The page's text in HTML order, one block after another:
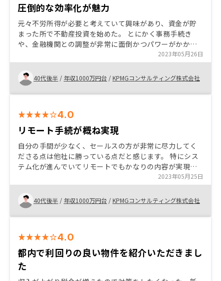
圧倒的な効率化が魅力
元々不労所得が必要と考えていて興味があり、資金が貯
まった所で不動産投資を始めた。 とにかく事務手続き
や、金融機関との調整が非常に面倒かつパワーがかかる
印象なのですが、RENOSYさんは、常に効率化を求め
て、日々進化している印象です システム周りの改修余地
はまだまだあると思います。 また、金融機関の担当者は
選んで欲しいです
2023年05月26日
40代後半 / 年収1000万円台 /KPMGコンサルティング株式会社
4.0
リモート手続が概ね実現
自分の手間が少なく、セールスの方が非常に尽力してく
ださる点は他社に勝っている点だと感じます。 特にシス
テム化が進んでいてリモートでもかなりの内容が実現で
態度や対応は満足行くものが少なく、当該金融機関を選
定している御社にも一定の責任はあるものと感じており
ます チェックリストや進捗の見える化。 いつまでも、残
タスクをこちらからヒアリングしないとわからないよう
web公開するのは、社内規程に抵触する可能性があり、
ご容赦願いたいです。
2023年05月25日
40代後半 / 年収1000万円台 /KPMGコンサルティング株式会社
4.0
都内で利回りの良い物件を紹介いただきまし
た